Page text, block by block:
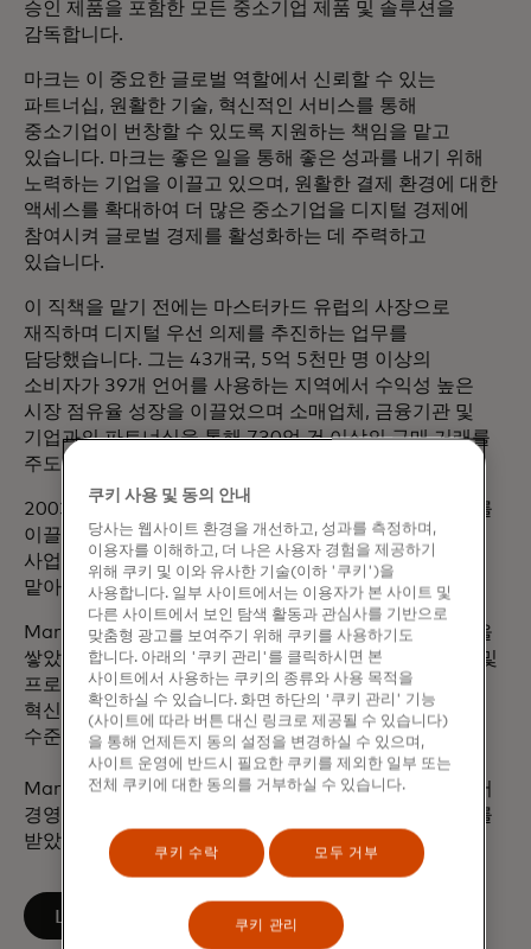
승인 제품을 포함한 모든 중소기업 제품 및 솔루션을
감독합니다.
마크는 이 중요한 글로벌 역할에서 신뢰할 수 있는
파트너십, 원활한 기술, 혁신적인 서비스를 통해
중소기업이 번창할 수 있도록 지원하는 책임을 맡고
있습니다. 마크는 좋은 일을 통해 좋은 성과를 내기 위해
노력하는 기업을 이끌고 있으며, 원활한 결제 환경에 대한
액세스를 확대하여 더 많은 중소기업을 디지털 경제에
참여시켜 글로벌 경제를 활성화하는 데 주력하고
있습니다.
이 직책을 맡기 전에는 마스터카드 유럽의 사장으로
재직하며 디지털 우선 의제를 추진하는 업무를
담당했습니다. 그는 43개국, 5억 5천만 명 이상의
소비자가 39개 언어를 사용하는 지역에서 수익성 높은
시장 점유율 성장을 이끌었으며 소매업체, 금융기관 및
기업과의 파트너십을 통해 730억 건 이상의 구매 거래를
주도하고 있습니다.
2003년 마스터카드에 입사하여 글로벌 컨설팅 서비스를
이끌고 마스터카드 영국, 아일랜드, 북유럽 및 발트해
사업부 사장을 역임하는 등 다양한 리더십 직책을
맡아왔습니다.
Mark는 소매 은행 및 결제 업계에서 25년 이상의 경력을
쌓았습니다. 결제 전략 개발, 제품 혁신 설계, 카드 제도 및
프로세서에 대한 자문, 정부 결제 이니셔티브 지원, 주요
혁신 프로그램 구현 등 대부분의 고객 업무는 이사회
수준에서 이루어졌습니다.
Mark는 런던대학교 임페리얼 칼리지 비즈니스 스쿨에서
경영학 석사 학위를, 런던대학교에서 경제학 학사 학위를
받았습니다.
LinkedIn에서 팔로우하기
새 탭에서 열림
쿠키 사용 및 동의 안내
당사는 웹사이트 환경을 개선하고, 성과를 측정하며,
이용자를 이해하고, 더 나은 사용자 경험을 제공하기
위해 쿠키 및 이와 유사한 기술(이하 '쿠키')을
사용합니다. 일부 사이트에서는 이용자가 본 사이트 및
다른 사이트에서 보인 탐색 활동과 관심사를 기반으로
맞춤형 광고를 보여주기 위해 쿠키를 사용하기도
합니다. 아래의 '쿠키 관리'를 클릭하시면 본
사이트에서 사용하는 쿠키의 종류와 사용 목적을
확인하실 수 있습니다. 화면 하단의 '쿠키 관리' 기능
(사이트에 따라 버튼 대신 링크로 제공될 수 있습니다)
을 통해 언제든지 동의 설정을 변경하실 수 있으며,
사이트 운영에 반드시 필요한 쿠키를 제외한 일부 또는
전체 쿠키에 대한 동의를 거부하실 수 있습니다.
쿠키 수락 모두 거부
쿠키 관리